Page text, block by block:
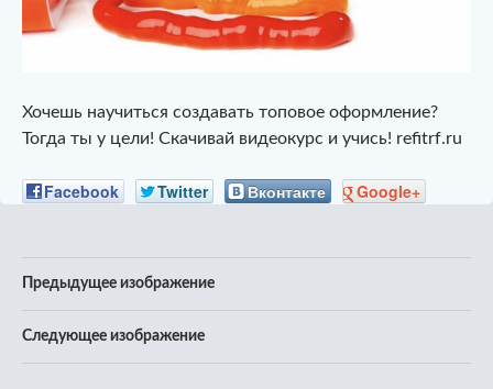
Хочешь научиться создавать топовое оформление?
Тогда ты у цели! Скачивай видеокурс и учись! refitrf.ru
Facebook Twitter Вконтакте Google+
Предыдущее изображение
Следующее изображение